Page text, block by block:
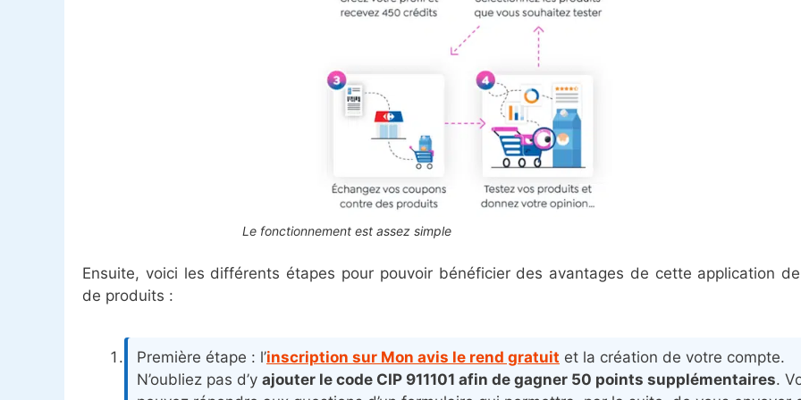
Le fonctionnement est assez simple
Ensuite, voici les différents étapes pour pouvoir bénéficier des avantages de cette application
de produits :
Première étape : l’inscription sur Mon avis le rend gratuit et la création de votre compte.
N’oubliez pas d’y ajouter le code CIP 911101 afin de gagner 50 points supplémentaires.